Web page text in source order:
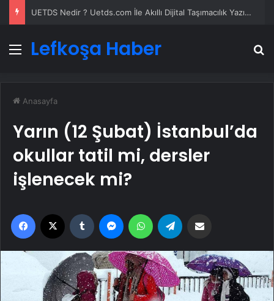
UETDS Nedir ? Uetds.com İle Akıllı Dijital Taşımacılık Yazılımı
Menü
Lefkoşa Haber
Anasayfa
Yarın (12 Şubat) İstanbul’da
okullar tatil mi, dersler
işlenecek mi?
Facebook Tumblr MessengerWhatsApp